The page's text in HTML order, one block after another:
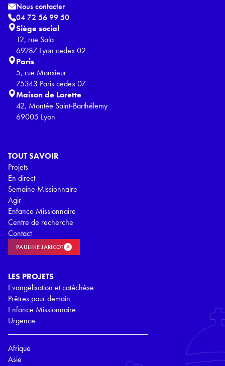
TOUT SAVOIR
Projets
En direct
Semaine Missionnaire
Agir
Enfance Missionnaire
Centre de recherche
Contact
PAULINE JARICOT
LES PROJETS
Evangélisation et catéchèse
Prêtres pour demain
Enfance Missionnaire
Urgence
Afrique
Asie
Nous contacter
04 72 56 99 50
Siège social
12, rue Sala
69287 Lyon cedex 02
Paris
5, rue Monsieur
75343 Paris cedex 07
Maison de Lorette
42, Montée Saint-Barthélemy
69005 Lyon